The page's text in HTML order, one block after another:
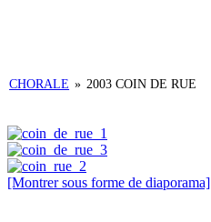
CHORALE » 2003 COIN DE RUE
[Montrer sous forme de diaporama]